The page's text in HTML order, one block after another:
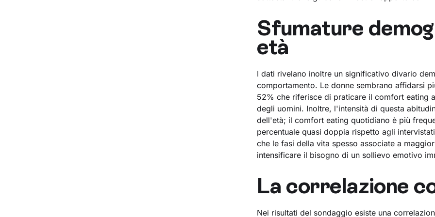
Sfumature
età
I dati rivelano inoltre un significativo divario
comportamento. Le donne sembrano affidarsi
52% che riferisce di praticare il comfort eating
degli uomini. Inoltre, l'intensità di questa
dell'età; il comfort eating quotidiano è più
percentuale quasi doppia rispetto agli
che le fasi della vita spesso associate a
intensificare il bisogno di un sollievo emotivo
La correlazione
Nei risultati del sondaggio esiste una